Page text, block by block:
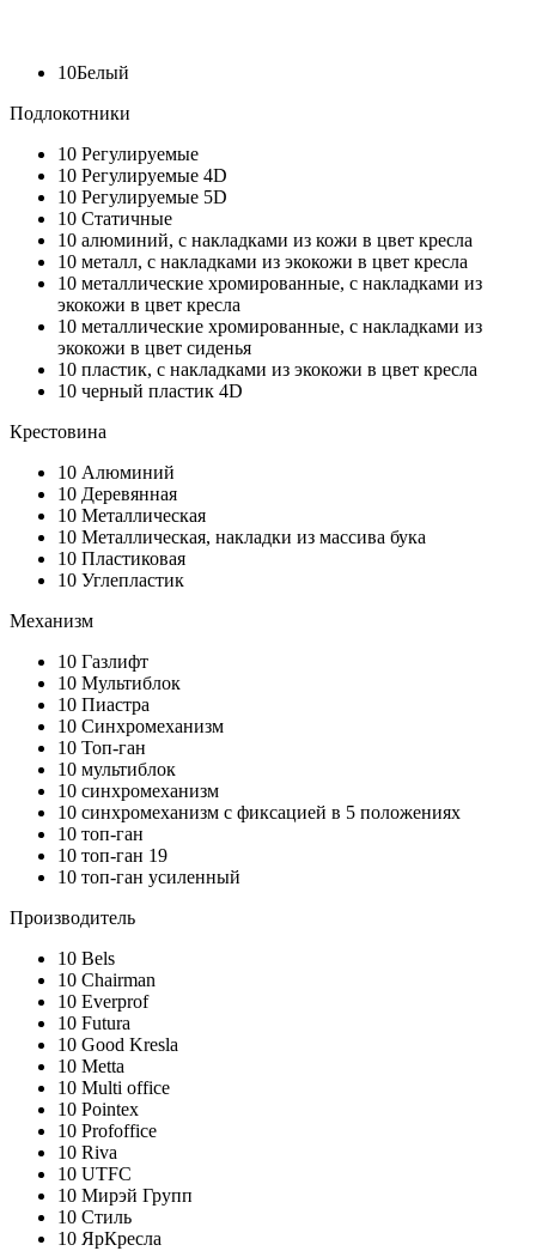
10Белый
Подлокотники
10 Регулируемые
10 Регулируемые 4D
10 Регулируемые 5D
10 Статичные
10 алюминий, с накладками из кожи в цвет кресла
10 металл, с накладками из экокожи в цвет кресла
10 металлические хромированные, с накладками из
экокожи в цвет кресла
10 металлические хромированные, с накладками из
экокожи в цвет сиденья
10 пластик, с накладками из экокожи в цвет кресла
10 черный пластик 4D
Крестовина
10 Алюминий
10 Деревянная
10 Металлическая
10 Металлическая, накладки из массива бука
10 Пластиковая
10 Углепластик
Механизм
10 Газлифт
10 Мультиблок
10 Пиастра
10 Синхромеханизм
10 Топ-ган
10 мультиблок
10 синхромеханизм
10 синхромеханизм с фиксацией в 5 положениях
10 топ-ган
10 топ-ган 19
10 топ-ган усиленный
Производитель
10 Bels
10 Chairman
10 Everprof
10 Futura
10 Good Kresla
10 Metta
10 Multi office
10 Pointex
10 Profoffice
10 Riva
10 UTFC
10 Мирэй Групп
10 Стиль
10 ЯрКресла